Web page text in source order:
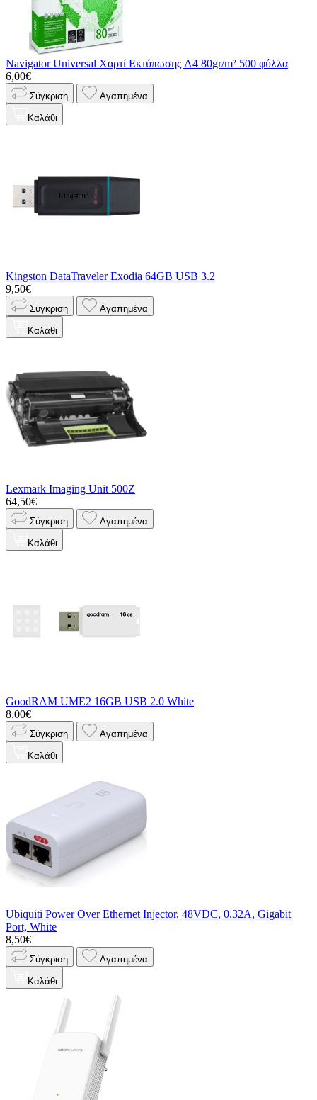
Navigator Universal Χαρτί Εκτύπωσης A4 80gr/m² 500 φύλλα
6,00€
Σύγκριση Αγαπημένα
Καλάθι
Kingston DataTraveler Exodia 64GB USB 3.2
9,50€
Σύγκριση Αγαπημένα
Καλάθι
Lexmark Imaging Unit 500Z
64,50€
Σύγκριση Αγαπημένα
Καλάθι
GoodRAM UME2 16GB USB 2.0 White
8,00€
Σύγκριση Αγαπημένα
Καλάθι
Ubiquiti Power Over Ethernet Injector, 48VDC, 0.32A, Gigabit
Port, White
8,50€
Σύγκριση Αγαπημένα
Καλάθι